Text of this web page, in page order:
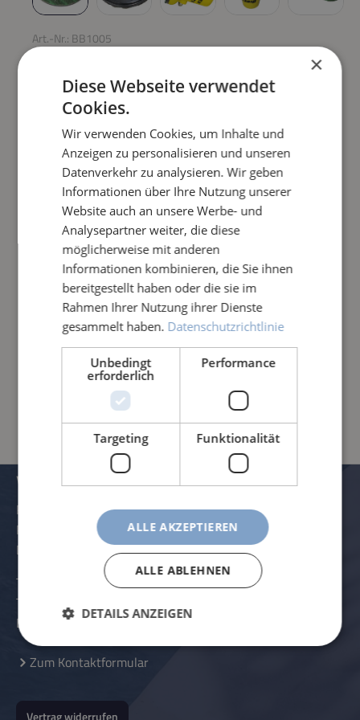
Art.-Nr.: BB1005
CLEAR-PAD, GRÜN
Regulärer Preis:
99,90 €
Preise inkl. MwSt. zzgl. Versandkosten
Produkt Anzahl: Gib den gewünschten
IN DEN WARENKORB
Frage zum Artikel
PRODUKTINFORMATIONEN
VERWALTUNG UND KONTAKTDATEN
Rössle AG
Pater-Hartmann-Straße 23
D-87616 Marktoberdorf
Telefon:
+49 (0) 8342 - 70 59 5-0
Telefax:
+49 (0) 8342 - 70 59 5-70
E-Mail: info@roessle.ag
Zum Kontaktformular
Vertrag widerrufen
×
Diese Webseite verwendet
Cookies.
Wir verwenden Cookies, um Inhalte und
Anzeigen zu personalisieren und unseren
Datenverkehr zu analysieren. Wir geben
Informationen über Ihre Nutzung unserer
Website auch an unsere Werbe- und
Analysepartner weiter, die diese
möglicherweise mit anderen
Informationen kombinieren, die Sie ihnen
bereitgestellt haben oder die sie im
Rahmen Ihrer Nutzung ihrer Dienste
gesammelt haben. Datenschutzrichtlinie
Unbedingt
erforderlich
Performance
Targeting Funktionalität
ALLE AKZEPTIEREN
ALLE ABLEHNEN
DETAILS ANZEIGEN